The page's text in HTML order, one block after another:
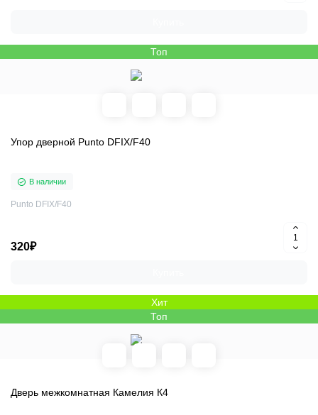
Топ
Упор дверной Punto DFIX/F40
В наличии
Punto DFIX/F40
320₽
Хит
Топ
Дверь межкомнатная Камелия К4